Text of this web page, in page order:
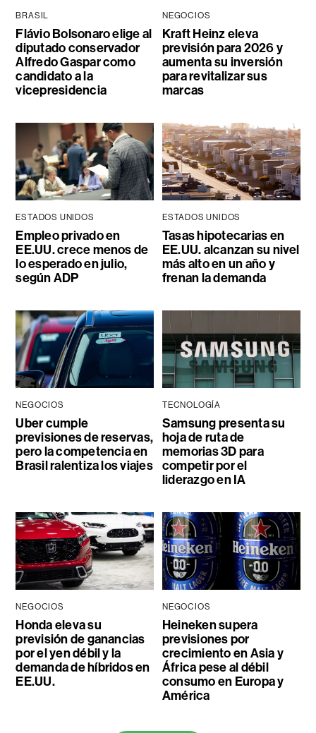
BRASIL
Flávio Bolsonaro elige al
diputado conservador
Alfredo Gaspar como
candidato a la
vicepresidencia
NEGOCIOS
Kraft Heinz eleva
previsión para 2026 y
aumenta su inversión
para revitalizar sus
marcas
ESTADOS UNIDOS
Empleo privado en
EE.UU. crece menos de
lo esperado en julio,
según ADP
ESTADOS UNIDOS
Tasas hipotecarias en
EE.UU. alcanzan su nivel
más alto en un año y
frenan la demanda
NEGOCIOS
Uber cumple
previsiones de reservas,
pero la competencia en
Brasil ralentiza los viajes
TECNOLOGÍA
Samsung presenta su
hoja de ruta de
memorias 3D para
competir por el
liderazgo en IA
NEGOCIOS
Honda eleva su
previsión de ganancias
por el yen débil y la
demanda de híbridos en
EE.UU.
NEGOCIOS
Heineken supera
previsiones por
crecimiento en Asia y
África pese al débil
consumo en Europa y
América